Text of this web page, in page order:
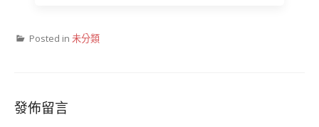
Posted in 未分類
發佈留言